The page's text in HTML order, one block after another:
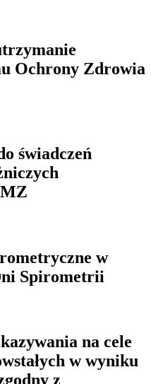
Ochrony Zdrowia
świadczeń
w
Spirometrii
na cele
w wyniku
z